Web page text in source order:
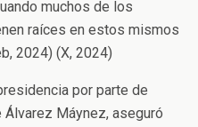
muchos de los
raíces en estos mismos
2024) (X, 2024)
por parte de
Máynez, aseguró